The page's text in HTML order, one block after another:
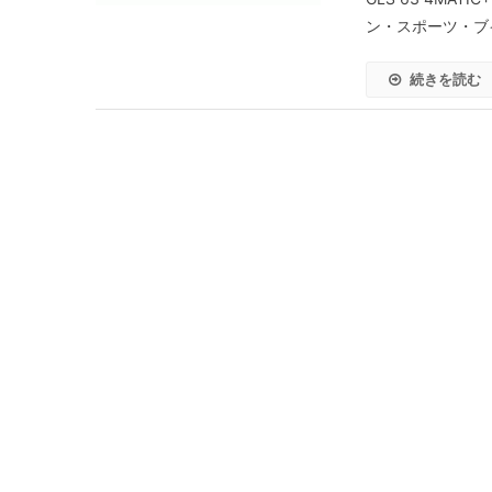
ン・スポーツ・
続きを読む